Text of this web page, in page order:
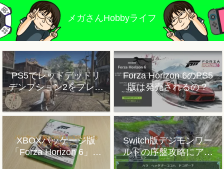
メガさんHobbyライフ
PS5でレッドデッドリ
デンプション2をプレイ
した感想
Forza Horizon 6のPS5
版は発売されるの？
XBOXパッケージ版
「Forza Horizon 6」プ
レイレビュー
Switch版デジモンワー
ルドの序盤攻略にアド
バイス